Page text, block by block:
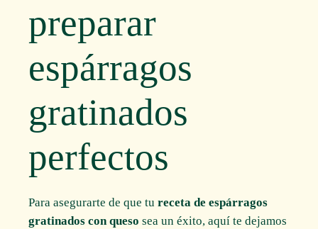
preparar
espárragos
gratinados
perfectos
Para asegurarte de que tureceta de espárragos
gratinados con queso sea un éxito, aquí te dejamos